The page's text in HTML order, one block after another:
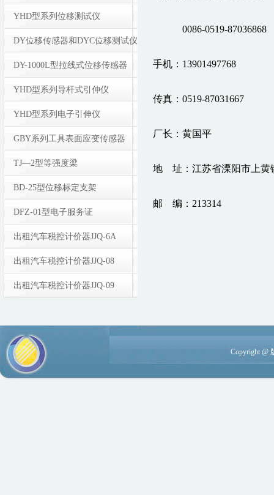
YHD型系列位移测试仪
DY位移传感器和DYC位移测试仪
DY-1000L型拉线式位移传感器
YHD型系列导杆式引伸仪
YHD型系列电子引伸仪
GBY系列工具表面应变传感器
TJ—2型等强度梁
BD-25型位移标定支架
DFZ-01型电子服务证
出租汽车税控计价器JJQ-6A
出租汽车税控计价器JJQ-08
出租汽车税控计价器JJQ-09
0086-0519-
手机：13901497768
传真：0519-87031667
厂长：黄国平
地 址：江苏省溧阳市上
邮 编：213314
Copyright @